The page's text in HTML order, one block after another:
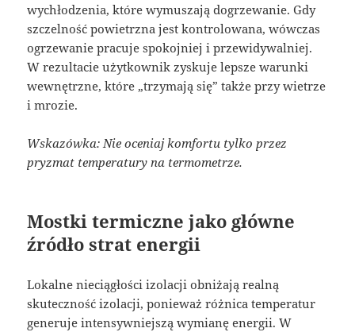
wychłodzenia, które wymuszają dogrzewanie. Gdy
szczelność powietrzna jest kontrolowana, wówczas
ogrzewanie pracuje spokojniej i przewidywalniej.
W rezultacie użytkownik zyskuje lepsze warunki
wewnętrzne, które „trzymają się” także przy wietrze
i mrozie.
Wskazówka: Nie oceniaj komfortu tylko przez
pryzmat temperatury na termometrze.
Mostki termiczne jako główne
źródło strat energii
Lokalne nieciągłości izolacji obniżają realną
skuteczność izolacji, ponieważ różnica temperatur
generuje intensywniejszą wymianę energii. W